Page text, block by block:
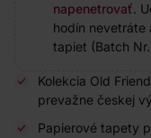
napenetrovať.
hodín
tapiet (Batch
Kolekcia Old
prevažne českej
Papierové tapety